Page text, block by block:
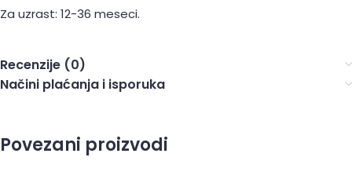
Za uzrast: 12-36 meseci.
Recenzije (0)
Načini plaćanja i isporuka
Povezani proizvodi